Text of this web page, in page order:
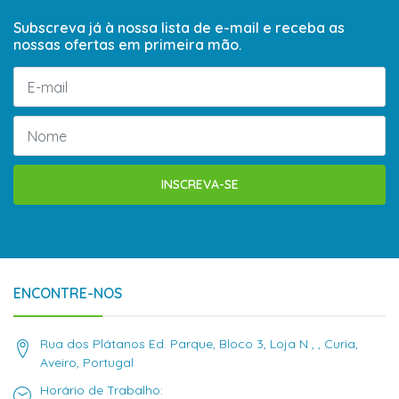
Subscreva já à nossa lista de e-mail e receba as
nossas ofertas em primeira mão.
INSCREVA-SE
ENCONTRE-NOS
Rua dos Plátanos Ed. Parque, Bloco 3, Loja N , , Curia,
Aveiro, Portugal
Horário de Trabalho: